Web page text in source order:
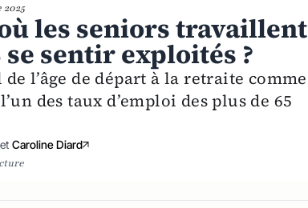
2025
les seniors travaillent
se sentir exploités ?
l’âge de départ à la retraite comme
des taux d’emploi des plus de 65
et Caroline Diard